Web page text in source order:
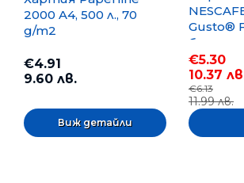
2000 A4, 500 л., 70
g/m2
€4.91
9.60 лв.
Виж детайли
Gusto®
бр.
€5.30
10.37
€6.13
11.99 лв.